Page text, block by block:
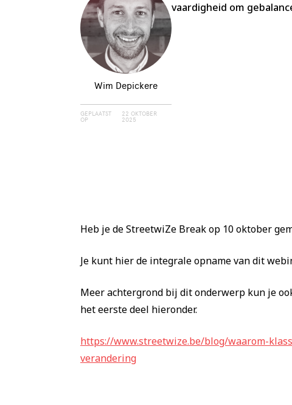
Wim Depickere
GEPLAATST
OP
22 OKTOBER
2025
vaardigheid om
Heb je de StreetwiZe Break op 10 oktober
Je kunt hier de integrale opname van dit
Meer achtergrond bij dit onderwerp kun je
het eerste deel hieronder.
https://www.streetwize.be/blog/waarom-
verandering